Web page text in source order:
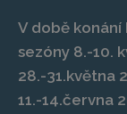
V době
sezóny 8.-10.
28.-31.května
11.-14.června